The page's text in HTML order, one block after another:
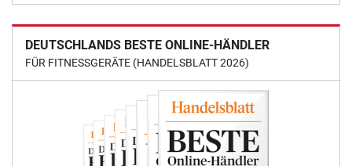
DEUTSCHLANDS BESTE ONLINE-HÄNDLER
FÜR FITNESSGERÄTE (HANDELSBLATT 2026)